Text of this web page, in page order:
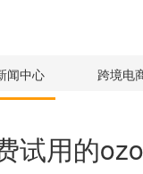
闻中心 跨境电
试用的